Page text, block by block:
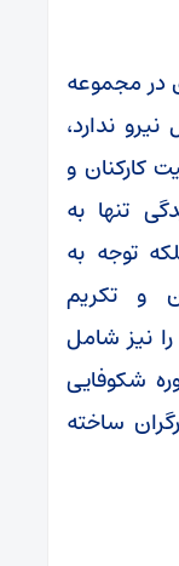
در مجموعه
ندارد،
کارکنان و
تنها به
توجه به
و تکریم
نیز شامل
شکوفایی
ساخته